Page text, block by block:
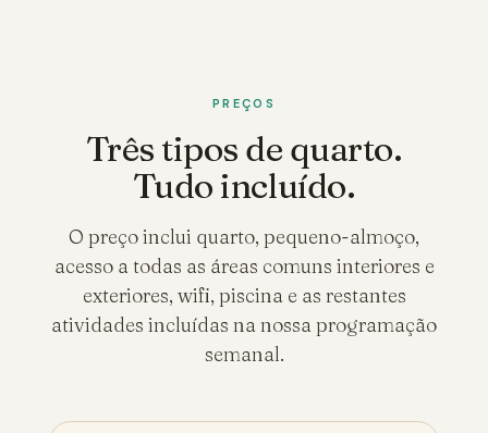
PREÇOS
Três tipos de quarto.
Tudo incluído.
O preço inclui quarto, pequeno-almoço,
acesso a todas as áreas comuns interiores e
exteriores, wifi, piscina e as restantes
atividades incluídas na nossa programação
semanal.